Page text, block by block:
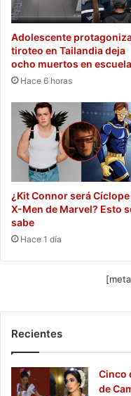
Adolescente
tiroteo en Tailandia deja
ocho muertos en escuela
Hace 6 horas
¿Kit Connor será Cíclope
X-Men de Marvel? Esto
sabe
Hace 1 día
Recientes
Cinco
de